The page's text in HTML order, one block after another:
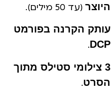
היוצר (עד 50 מילים).
עותק הקרנה בפורמט
DCP
.
3 צילומי סטילס מתוך
הסרט.